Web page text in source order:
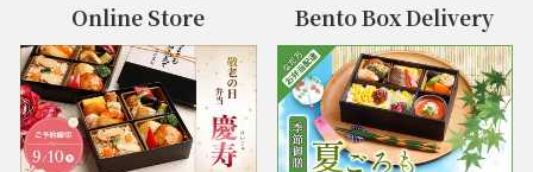
Online Store Bento Box Delivery